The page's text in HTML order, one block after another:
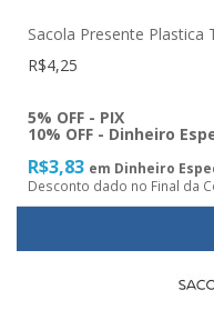
Sacola Presente Plastica
R$4,25
5% OFF - PIX
10% OFF - Dinheiro
R$3,83 em Dinheiro
Desconto dado no Final da